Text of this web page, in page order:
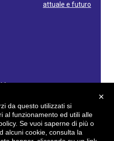
attuale e futuro
Vicenza - Italy
×
da questo utilizzati si
al funzionamento ed utili alle
Se vuoi saperne di più o
alcuni cookie, consulta la